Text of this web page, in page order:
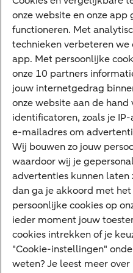
Internet Bankieren
ABN AMRO app
Tikkie
Apple Pay
Google Pay
Veilig bankieren
Meest gezocht
Hypotheek berekenen
E.dentifier
Jaaroverzicht
Rood staan
onze website en onze app
functioneren. Met
technieken verbeteren we
app. Met persoonlijke
onze 10 partners
jouw internetgedrag
onze website aan de hand
identificatoren, zoals je
e-mailadres om
Wij bouwen zo jouw
waardoor wij je
advertenties kunnen laten
dan ga je akkoord met
persoonlijke cookies op
ieder moment jouw
cookies intrekken of je
"Cookie-instellingen"
weten? Je leest meer